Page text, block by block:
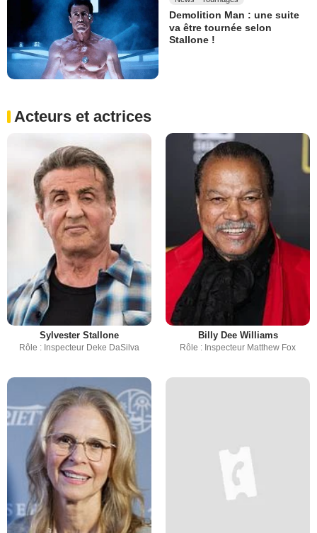
Demolition Man : une suite
va être tournée selon
Stallone !
Acteurs et actrices
Sylvester Stallone
Rôle : Inspecteur Deke DaSilva
Billy Dee Williams
Rôle : Inspecteur Matthew Fox